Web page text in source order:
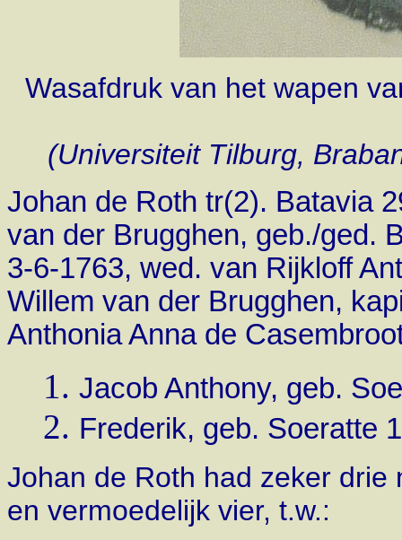
Wasafdruk van het wapen
(Universiteit Tilburg,
Johan de Roth tr(2). Batavia
van der Brugghen, geb./ged.
3-6-1763, wed. van Rijkloff
Willem van der Brugghen,
Anthonia Anna de
Jacob Anthony, geb.
Frederik, geb. Soeratte
Johan de Roth had zeker
en vermoedelijk vier, t.w.: